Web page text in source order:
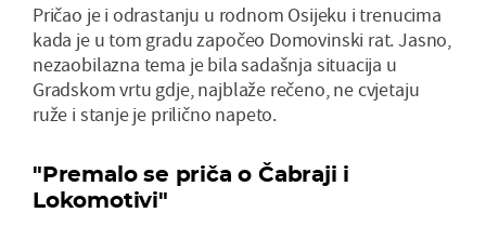
Pričao je i odrastanju u rodnom Osijeku i trenucima
kada je u tom gradu započeo Domovinski rat. Jasno,
nezaobilazna tema je bila sadašnja situacija u
Gradskom vrtu gdje, najblaže rečeno, ne cvjetaju
ruže i stanje je prilično napeto.
"Premalo se priča o Čabraji i
Lokomotivi"